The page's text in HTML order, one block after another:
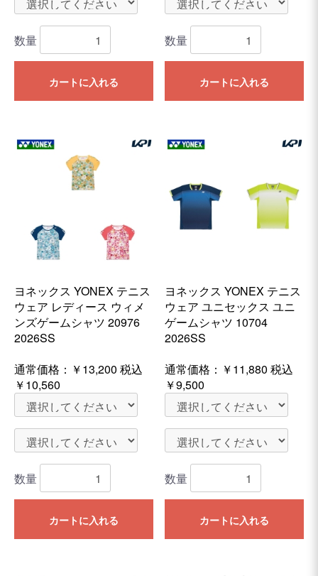
数量
カートに入れる
数量
カートに入れる
ヨネックス YONEX テニス
ウェア レディース ウィメ
ンズゲームシャツ 20976
2026SS
通常価格： ￥13,200 税込
￥10,560
数量
カートに入れる
ヨネックス YONEX テニス
ウェア ユニセックス ユニ
ゲームシャツ 10704
2026SS
通常価格： ￥11,880 税込
￥9,500
数量
カートに入れる